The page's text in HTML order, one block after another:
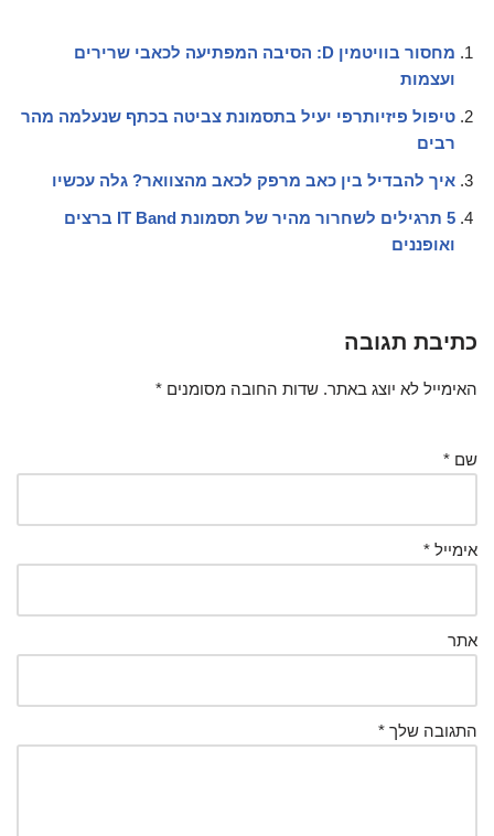
מחסור בוויטמין D: הסיבה המפתיעה לכאבי שרירים
ועצמות
טיפול פיזיותרפי יעיל בתסמונת צביטה בכתף שנעלמה מהר
רבים
איך להבדיל בין כאב מרפק לכאב מהצוואר? גלה עכשיו
5 תרגילים לשחרור מהיר של תסמונת IT Band ברצים
ואופננים
כתיבת תגובה
האימייל לא יוצג באתר. שדות החובה מסומנים *
שם *
אימייל *
אתר
התגובה שלך *